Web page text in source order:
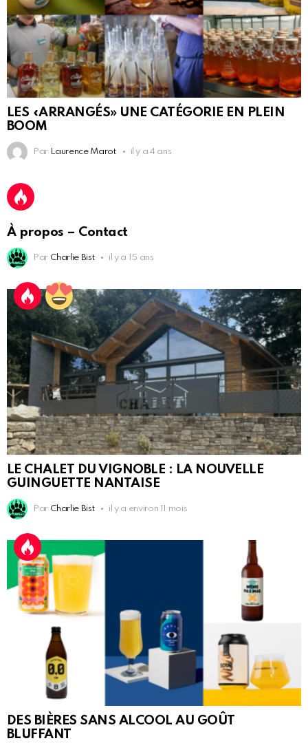
LES «ARRANGÉS» UNE CATÉGORIE EN PLEIN
BOOM
Par Laurence Marot il y a 4 ans
À propos – Contact
Par Charlie Bist il y a 15 ans
LE CHALET DU VIGNOBLE : LA NOUVELLE
GUINGUETTE NANTAISE
Par Charlie Bist il y a environ 11 mois
DES BIÈRES SANS ALCOOL AU GOÛT
BLUFFANT